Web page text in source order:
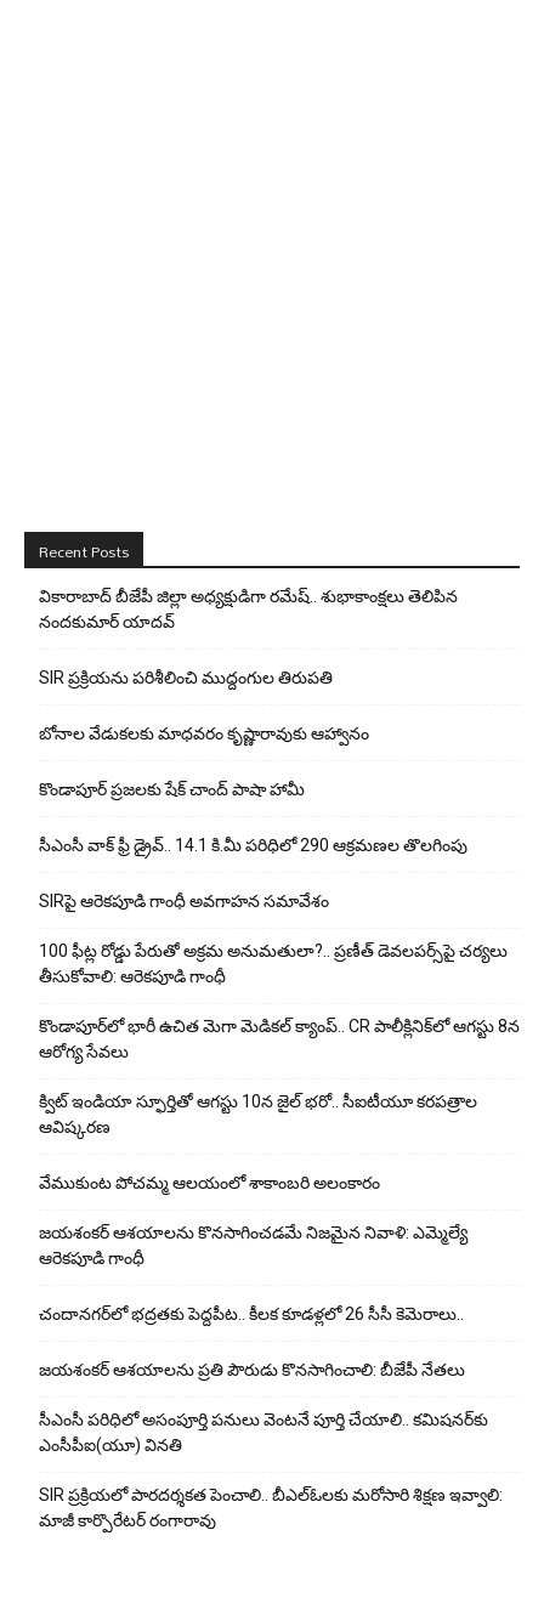
Recent Posts
వికారాబాద్ బీజేపీ జిల్లా అధ్యక్షుడిగా రమేష్‌.. శుభాకాంక్షలు తెలిపిన
నందకుమార్ యాదవ్
SIR ప్రక్రియను పరిశీలించి ముద్దంగుల తిరుపతి
బోనాల వేడుకలకు మాధవరం కృష్ణారావుకు ఆహ్వానం
కొండాపూర్ ప్రజలకు షేక్ చాంద్ పాషా హామీ
సీఎంసీ వాక్ ఫ్రీ డ్రైవ్.. 14.1 కి.మీ పరిధిలో 290 ఆక్రమణల తొలగింపు
SIRపై ఆరెకపూడి గాంధీ అవగాహన సమావేశం
100 ఫీట్ల రోడ్డు పేరుతో అక్రమ అనుమతులా?.. ప్రణీత్ డెవలపర్స్‌పై చర్యలు
తీసుకోవాలి: ఆరెకపూడి గాంధీ
కొండాపూర్‌లో భారీ ఉచిత మెగా మెడికల్ క్యాంప్.. CR పాలీక్లినిక్‌లో ఆగస్టు 8న
ఆరోగ్య సేవలు
క్విట్ ఇండియా స్ఫూర్తితో ఆగస్టు 10న జైల్ భరో.. సీఐటీయూ కరపత్రాల
ఆవిష్కరణ
వేముకుంట పోచమ్మ ఆలయంలో శాకాంబరి అలంకారం
జయశంకర్ ఆశయాలను కొనసాగించడమే నిజమైన నివాళి: ఎమ్మెల్యే
ఆరెక‌పూడి గాంధీ
చందానగర్‌లో భద్రతకు పెద్దపీట.. కీలక కూడళ్లలో 26 సీసీ కెమెరాలు..
జయశంకర్ ఆశయాలను ప్రతి పౌరుడు కొనసాగించాలి: బీజేపీ నేతలు
సీఎంసీ పరిధిలో అసంపూర్తి పనులు వెంటనే పూర్తి చేయాలి.. కమిషనర్‌కు
ఎంసీపీఐ(యూ) వినతి
SIR ప్రక్రియలో పారదర్శకత పెంచాలి.. బీఎల్ఓలకు మరోసారి శిక్షణ ఇవ్వాలి:
మాజీ కార్పొరేటర్ రంగారావు